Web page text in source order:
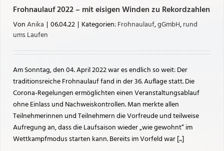
Frohnaulauf 2022 – mit eisigen Winden zu Rekordzahlen
VonAnika | 06.04.22 | Kategorien:Frohnaulauf,gGmbH,rund
ums Laufen
Am Sonntag, den 04. April 2022 war es endlich so weit: Der
traditionsreiche Frohnaulauf fand in der 36. Auflage statt. Die
Corona-Regelungen ermöglichten einen Veranstaltungsablauf
ohne Einlass und Nachweiskontrollen. Man merkte allen
Teilnehmerinnen und Teilnehmern die Vorfreude und teilweise
Aufregung an, dass die Laufsaison wieder „wie gewohnt“ im
Wettkampfmodus starten kann. Bereits im Vorfeld war [...]